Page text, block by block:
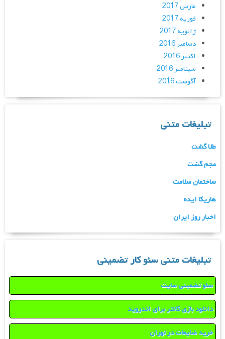
مارس 2017
فوریه 2017
ژانویه 2017
دسامبر 2016
اکتبر 2016
سپتامبر 2016
آگوست 2016
تبلیغات متنی
طلا گشت
عجم گشت
ساختمان سلامت
هاریکا ایده
اخبار روز ایران
تبلیغات متنی سئو کار تضمینی
سئو تضمینی سایت
دانلود بازی کانتر برای اندروید
خرید ضایعات در تهران